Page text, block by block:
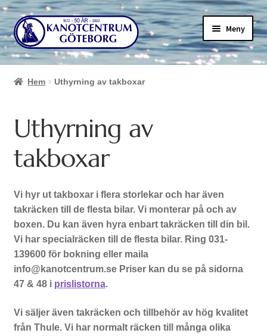
Hoppa
till
navigering
Hoppa
till
innehåll
Meny
Hem Uthyrning av takboxar
Uthyrning av
takboxar
Vi hyr ut takboxar i flera storlekar och har även
takräcken till de flesta bilar. Vi monterar på och av
boxen. Du kan även hyra enbart takräcken till din bil.
Vi har specialräcken till de flesta bilar. Ring 031-
139600 för bokning eller maila
info@kanotcentrum.se Priser kan du se på sidorna
47 & 48 i prislistorna.
Vi säljer även takräcken och tillbehör av hög kvalitet
från Thule. Vi har normalt räcken till många olika